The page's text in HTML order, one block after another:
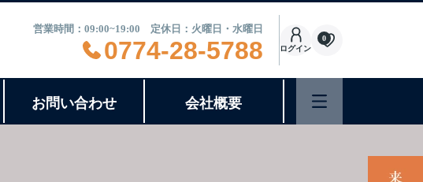
営業時間：09:00~19:00 定休日：火曜日・水曜日
0774-28-5788 ログイン
0
お問い合わせ 会社概要